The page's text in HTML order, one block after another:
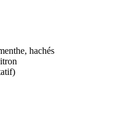
hachés